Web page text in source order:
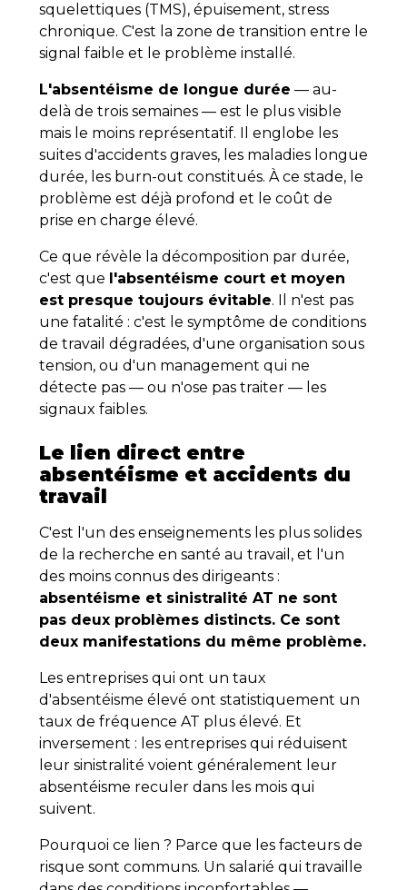
squelettiques (TMS), épuisement, stress
chronique. C'est la zone de transition entre le
signal faible et le problème installé.
L'absentéisme de longue durée — au-
delà de trois semaines — est le plus visible
mais le moins représentatif. Il englobe les
suites d'accidents graves, les maladies longue
durée, les burn-out constitués. À ce stade, le
problème est déjà profond et le coût de
prise en charge élevé.
Ce que révèle la décomposition par durée,
c'est que l'absentéisme court et moyen
est presque toujours évitable. Il n'est pas
une fatalité : c'est le symptôme de conditions
de travail dégradées, d'une organisation sous
tension, ou d'un management qui ne
détecte pas — ou n'ose pas traiter — les
signaux faibles.
Le lien direct entre
absentéisme et accidents du
travail
C'est l'un des enseignements les plus solides
de la recherche en santé au travail, et l'un
des moins connus des dirigeants :
absentéisme et sinistralité AT ne sont
pas deux problèmes distincts. Ce sont
deux manifestations du même problème.
Les entreprises qui ont un taux
d'absentéisme élevé ont statistiquement un
taux de fréquence AT plus élevé. Et
inversement : les entreprises qui réduisent
leur sinistralité voient généralement leur
absentéisme reculer dans les mois qui
suivent.
Pourquoi ce lien ? Parce que les facteurs de
risque sont communs. Un salarié qui travaille